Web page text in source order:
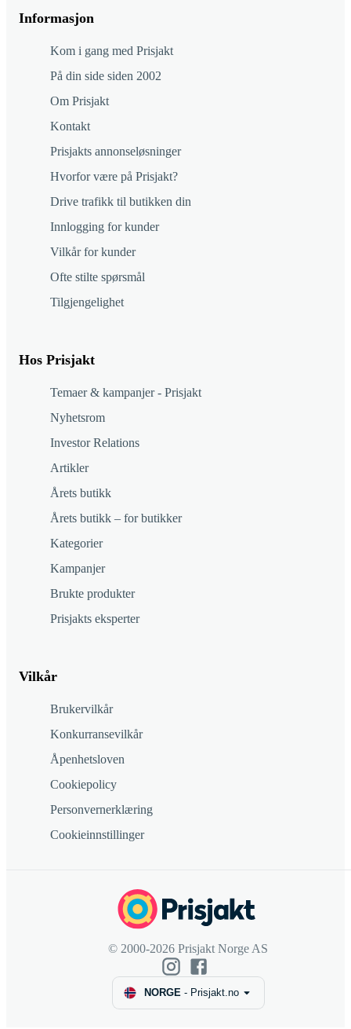
Informasjon
Kom i gang med Prisjakt
På din side siden 2002
Om Prisjakt
Kontakt
Prisjakts annonseløsninger
Hvorfor være på Prisjakt?
Drive trafikk til butikken din
Innlogging for kunder
Vilkår for kunder
Ofte stilte spørsmål
Tilgjengelighet
Hos Prisjakt
Temaer & kampanjer - Prisjakt
Nyhetsrom
Investor Relations
Artikler
Årets butikk
Årets butikk – for butikker
Kategorier
Kampanjer
Brukte produkter
Prisjakts eksperter
Vilkår
Brukervilkår
Konkurransevilkår
Åpenhetsloven
Cookiepolicy
Personvernerklæring
Cookieinnstillinger
© 2000-2026 Prisjakt Norge AS
NORGE- Prisjakt.no